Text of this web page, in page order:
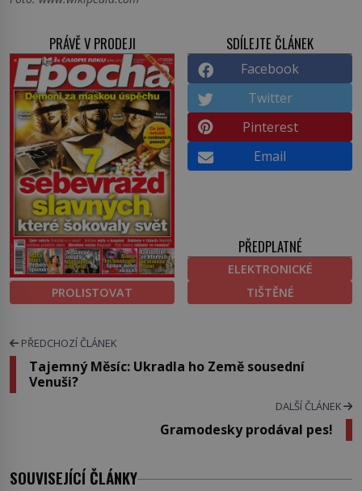
PRÁVĚ V PRODEJI
PROLISTOVAT
SDÍLEJTE ČLÁNEK
Facebook
Twitter
Pinterest
Email
PŘEDPLATNÉ
ELEKTRONICKÉ
TIŠTĚNÉ
PŘEDCHOZÍ ČLÁNEK
Tajemný Měsíc: Ukradla ho Země sousední
Venuši?
DALŠÍ ČLÁNEK
Gramodesky prodával pes!
SOUVISEJÍCÍ ČLÁNKY